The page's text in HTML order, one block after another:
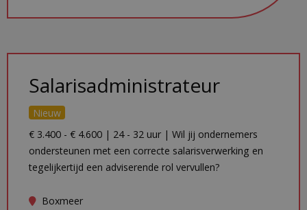
Salarisadministrateur
Nieuw
€ 3.400 - € 4.600 | 24 - 32 uur | Wil jij ondernemers
ondersteunen met een correcte salarisverwerking en
tegelijkertijd een adviserende rol vervullen?
Boxmeer